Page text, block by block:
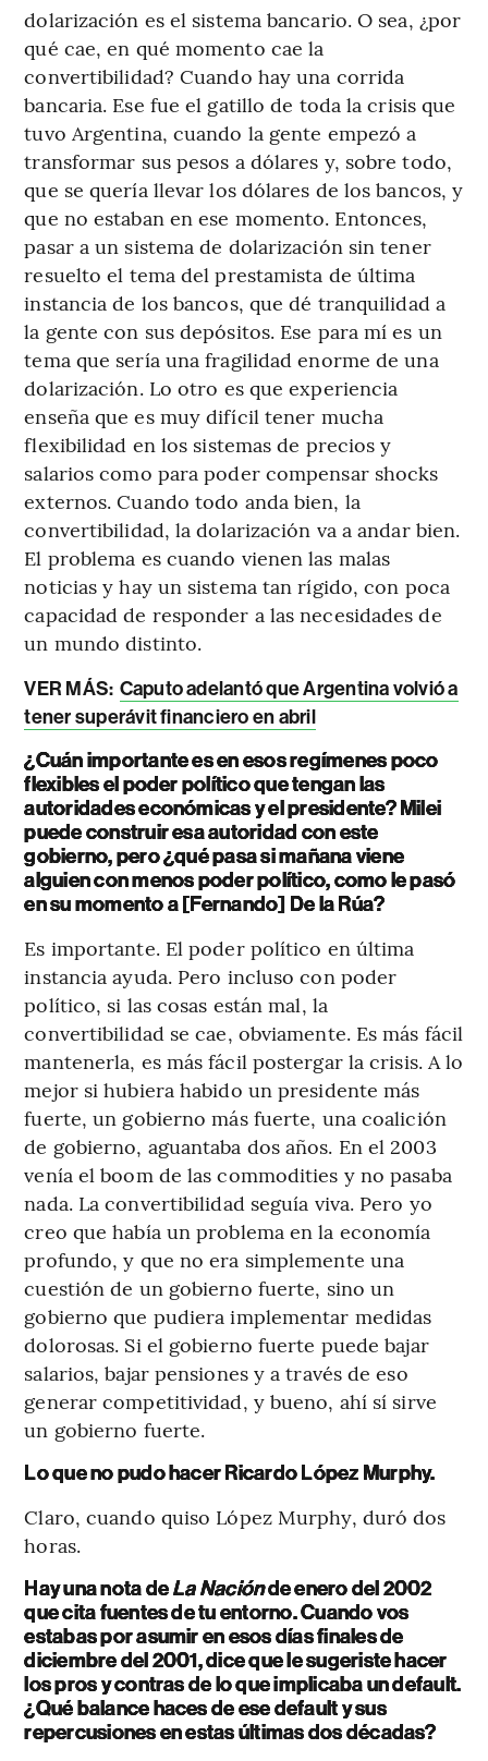
dolarización es el sistema bancario. O sea, ¿por
qué cae, en qué momento cae la
convertibilidad? Cuando hay una corrida
bancaria. Ese fue el gatillo de toda la crisis que
tuvo Argentina, cuando la gente empezó a
transformar sus pesos a dólares y, sobre todo,
que se quería llevar los dólares de los bancos, y
que no estaban en ese momento. Entonces,
pasar a un sistema de dolarización sin tener
resuelto el tema del prestamista de última
instancia de los bancos, que dé tranquilidad a
la gente con sus depósitos. Ese para mí es un
tema que sería una fragilidad enorme de una
dolarización. Lo otro es que experiencia
enseña que es muy difícil tener mucha
flexibilidad en los sistemas de precios y
salarios como para poder compensar shocks
externos. Cuando todo anda bien, la
convertibilidad, la dolarización va a andar bien.
El problema es cuando vienen las malas
noticias y hay un sistema tan rígido, con poca
capacidad de responder a las necesidades de
un mundo distinto.
VER MÁS: Caputo adelantó que Argentina volvió a
tener superávit financiero en abril
¿Cuán importante es en esos regímenes poco
flexibles el poder político que tengan las
autoridades económicas y el presidente? Milei
puede construir esa autoridad con este
gobierno, pero ¿qué pasa si mañana viene
alguien con menos poder político, como le pasó
en su momento a [Fernando] De la Rúa?
Es importante. El poder político en última
instancia ayuda. Pero incluso con poder
político, si las cosas están mal, la
convertibilidad se cae, obviamente. Es más fácil
mantenerla, es más fácil postergar la crisis. A lo
mejor si hubiera habido un presidente más
fuerte, un gobierno más fuerte, una coalición
de gobierno, aguantaba dos años. En el 2003
venía el boom de las commodities y no pasaba
nada. La convertibilidad seguía viva. Pero yo
creo que había un problema en la economía
profundo, y que no era simplemente una
cuestión de un gobierno fuerte, sino un
gobierno que pudiera implementar medidas
dolorosas. Si el gobierno fuerte puede bajar
salarios, bajar pensiones y a través de eso
generar competitividad, y bueno, ahí sí sirve
un gobierno fuerte.
Lo que no pudo hacer Ricardo López Murphy.
Claro, cuando quiso López Murphy, duró dos
horas.
Hay una nota deLa Naciónde enero del 2002
que cita fuentes de tu entorno. Cuando vos
estabas por asumir en esos días finales de
diciembre del 2001, dice que le sugeriste hacer
los pros y contras de lo que implicaba un default.
¿Qué balance haces de ese default y sus
repercusiones en estas últimas dos décadas?